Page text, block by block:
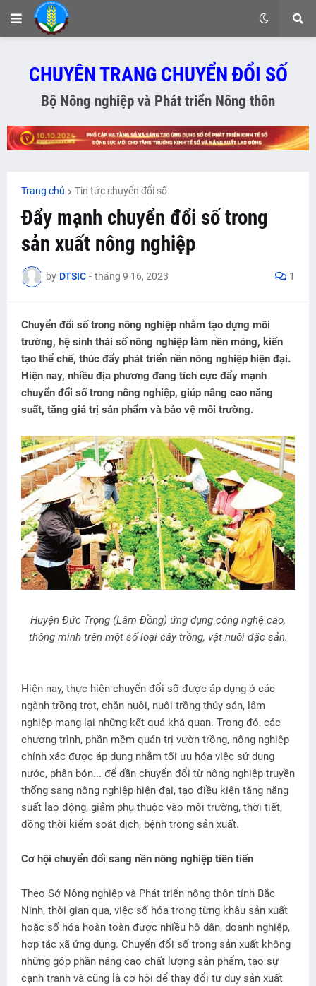
CHUYÊN TRANG CHUYỂN ĐỔI SỐ
Bộ Nông nghiệp và Phát triển Nông thôn
Trang chủ Tin tức chuyển đổi số
Đẩy mạnh chuyển đổi số trong
sản xuất nông nghiệp
by DTSIC - tháng 9 16, 2023 1
Chuyển đổi số trong nông nghiệp nhằm tạo dựng môi
trường, hệ sinh thái số nông nghiệp làm nền móng, kiến
tạo thể chế, thúc đẩy phát triển nền nông nghiệp hiện đại.
Hiện nay, nhiều địa phương đang tích cực đẩy mạnh
chuyển đổi số trong nông nghiệp, giúp nâng cao năng
suất, tăng giá trị sản phẩm và bảo vệ môi trường.
Huyện Ðức Trọng (Lâm Ðồng) ứng dụng công nghệ cao,
thông minh trên một số loại cây trồng, vật nuôi đặc sản.
Hiện nay, thực hiện chuyển đổi số được áp dụng ở các
ngành trồng trọt, chăn nuôi, nuôi trồng thủy sản, lâm
nghiệp mang lại những kết quả khả quan. Trong đó, các
chương trình, phần mềm quản trị vườn trồng, nông nghiệp
chính xác được áp dụng nhằm tối ưu hóa việc sử dụng
nước, phân bón... để dần chuyển đổi từ nông nghiệp truyền
thống sang nông nghiệp hiện đại, tạo điều kiện tăng năng
suất lao động, giảm phụ thuộc vào môi trường, thời tiết,
đồng thời kiểm soát dịch, bệnh trong sản xuất.
Cơ hội chuyển đổi sang nền nông nghiệp tiên tiến
Theo Sở Nông nghiệp và Phát triển nông thôn tỉnh Bắc
Ninh, thời gian qua, việc số hóa trong từng khâu sản xuất
hoặc số hóa hoàn toàn được nhiều hộ dân, doanh nghiệp,
hợp tác xã ứng dụng. Chuyển đổi số trong sản xuất không
những góp phần nâng cao chất lượng sản phẩm, tạo sự
cạnh tranh và cũng là cơ hội để thay đổi tư duy sản xuất